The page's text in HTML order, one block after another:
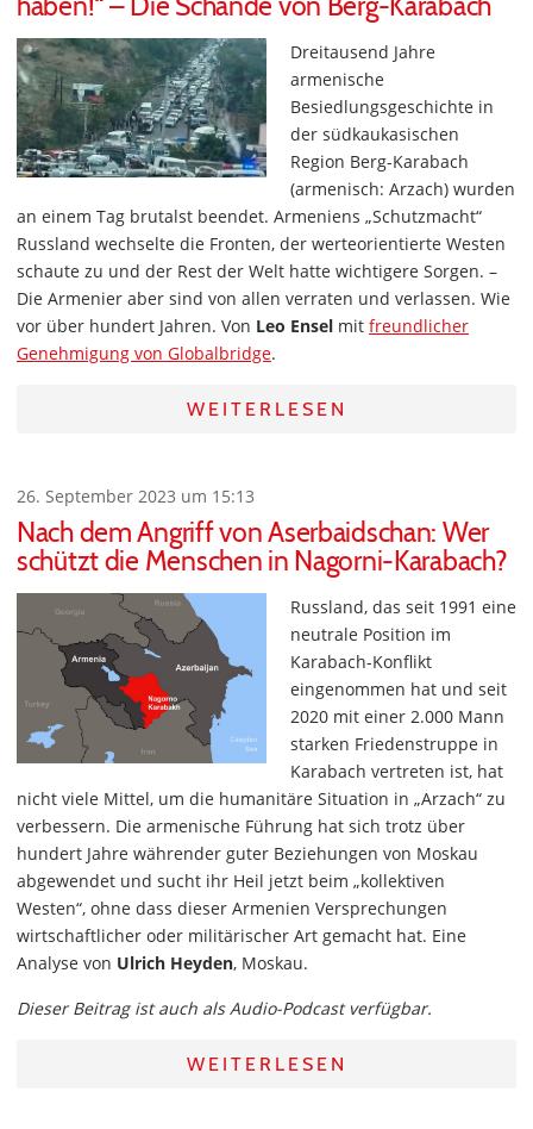
Dreitausend Jahre
armenische
Besiedlungsgeschichte in
der südkaukasischen
Region Berg-Karabach
(armenisch: Arzach) wurden
an einem Tag brutalst beendet. Armeniens „Schutzmacht“
Russland wechselte die Fronten, der werteorientierte Westen
schaute zu und der Rest der Welt hatte wichtigere Sorgen. –
Die Armenier aber sind von allen verraten und verlassen. Wie
vor über hundert Jahren. Von Leo Ensel mit freundlicher
Genehmigung von Globalbridge.
WEITERLESEN
26. September 2023 um 15:13
Nach dem Angriff von Aserbaidschan: Wer
schützt die Menschen in Nagorni-Karabach?
Russland, das seit 1991 eine
neutrale Position im
Karabach-Konflikt
eingenommen hat und seit
2020 mit einer 2.000 Mann
starken Friedenstruppe in
Karabach vertreten ist, hat
nicht viele Mittel, um die humanitäre Situation in „Arzach“ zu
verbessern. Die armenische Führung hat sich trotz über
hundert Jahre währender guter Beziehungen von Moskau
abgewendet und sucht ihr Heil jetzt beim „kollektiven
Westen“, ohne dass dieser Armenien Versprechungen
wirtschaftlicher oder militärischer Art gemacht hat. Eine
Analyse von Ulrich Heyden, Moskau.
Dieser Beitrag ist auch als Audio-Podcast verfügbar.
WEITERLESEN